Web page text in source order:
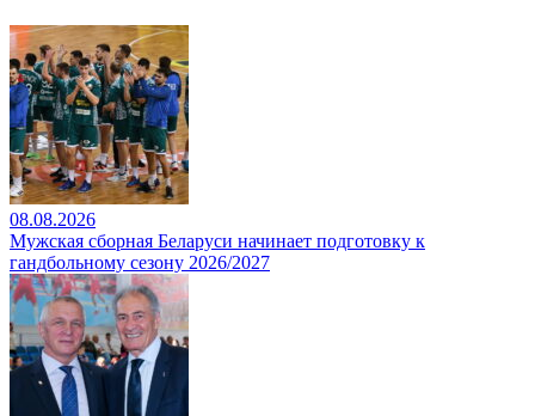
08.08.2026
Мужская сборная Беларуси начинает подготовку к
гандбольному сезону 2026/2027